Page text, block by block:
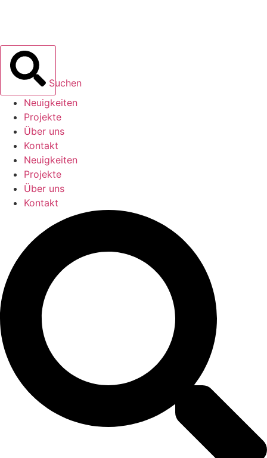
Suchen
Neuigkeiten
Projekte
Über uns
Kontakt
Neuigkeiten
Projekte
Über uns
Kontakt